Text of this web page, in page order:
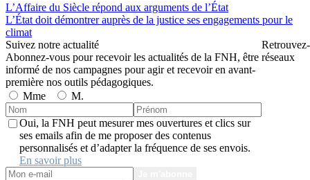
L’Affaire du Siècle répond aux arguments de l’État
L’État doit démontrer auprès de la justice ses engagements pour le
climat
Suivez notre actualité
Abonnez-vous pour recevoir les actualités de la FNH, être
informé de nos campagnes pour agir et recevoir en avant-
première nos outils pédagogiques.
Mme
M.
Oui, la FNH peut mesurer mes ouvertures et clics sur
ses emails afin de me proposer des contenus
personnalisés et d’adapter la fréquence de ses envois.
En savoir plus
réseaux